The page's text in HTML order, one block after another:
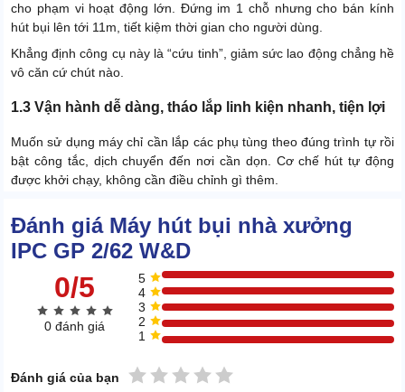
cho phạm vi hoạt động lớn. Đứng im 1 chỗ nhưng cho bán kính
hút bụi lên tới 11m, tiết kiệm thời gian cho người dùng.
Khẳng định công cụ này là “cứu tinh”, giảm sức lao động chẳng hề
vô căn cứ chút nào.
1.3 Vận hành dễ dàng, tháo lắp linh kiện nhanh, tiện lợi
Muốn sử dụng máy chỉ cần lắp các phụ tùng theo đúng trình tự rồi
bật công tắc, dịch chuyển đến nơi cần dọn. Cơ chế hút tự động
được khởi chạy, không cần điều chỉnh gì thêm.
Đánh giá Máy hút bụi nhà xưởng
IPC GP 2/62 W&D
0/5
0 đánh giá
5
4
3
2
1
Đánh giá của bạn 5 sao
4 sao
3 sao
2 sao
1 sao